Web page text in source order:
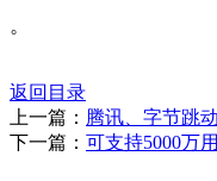
。
返回目录
上一篇： 腾讯、字节跳
下一篇： 可支持5000万